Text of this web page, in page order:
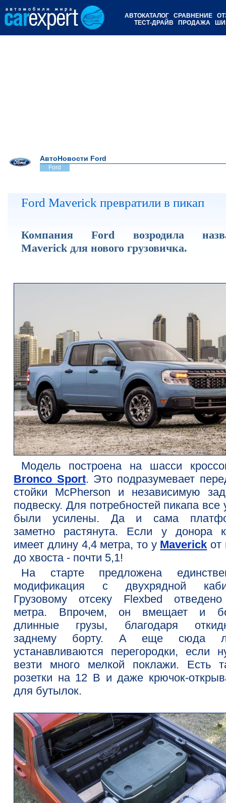
АВТОКАТАЛОГ СРАВНЕНИЕ
ТЕСТ-ДРАЙВ
ПРОДАЖА
АвтоНовости Ford
Ford
Ford Maverick превратили в пикап
Компания Ford возродила
Maverick для нового грузовичка.
Модель построена на шасси
Bronco Sport. Это подразумевает
стойки McPherson и независимую
подвеску. Для потребностей пикапа все
были усилены. Да и сама
заметно растянута. Если у донора
имеет длину 4,4 метра, то у Maverick от
до хвоста - почти 5,1!
На старте предложена
модификация с двухрядной
Грузовому отсеку Flexbed
метра. Впрочем, он вмещает и
длинные грузы, благодаря
заднему борту. А еще сюда
устанавливаются перегородки, если
везти много мелкой поклажи. Есть
розетки на 12 В и даже крючок-
для бутылок.